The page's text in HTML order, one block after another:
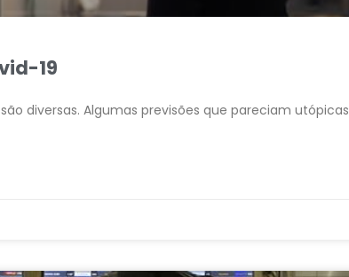
19
diversas. Algumas previsões que pareciam utópicas